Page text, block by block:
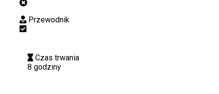
Przewodnik
Czas trwania
8 godziny